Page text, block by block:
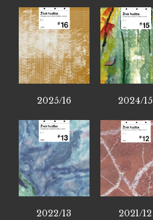
2025/16 2024/15
2022/13 2021/12